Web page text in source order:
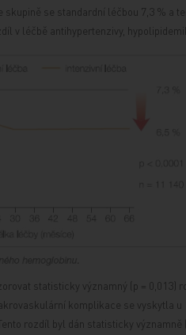
skupině se standardní léčbou 7,3 % a
v léčbě antihypertenzivy,
statisticky významný (p =
komplikace se vyskytla u
rozdíl byl dán statisticky